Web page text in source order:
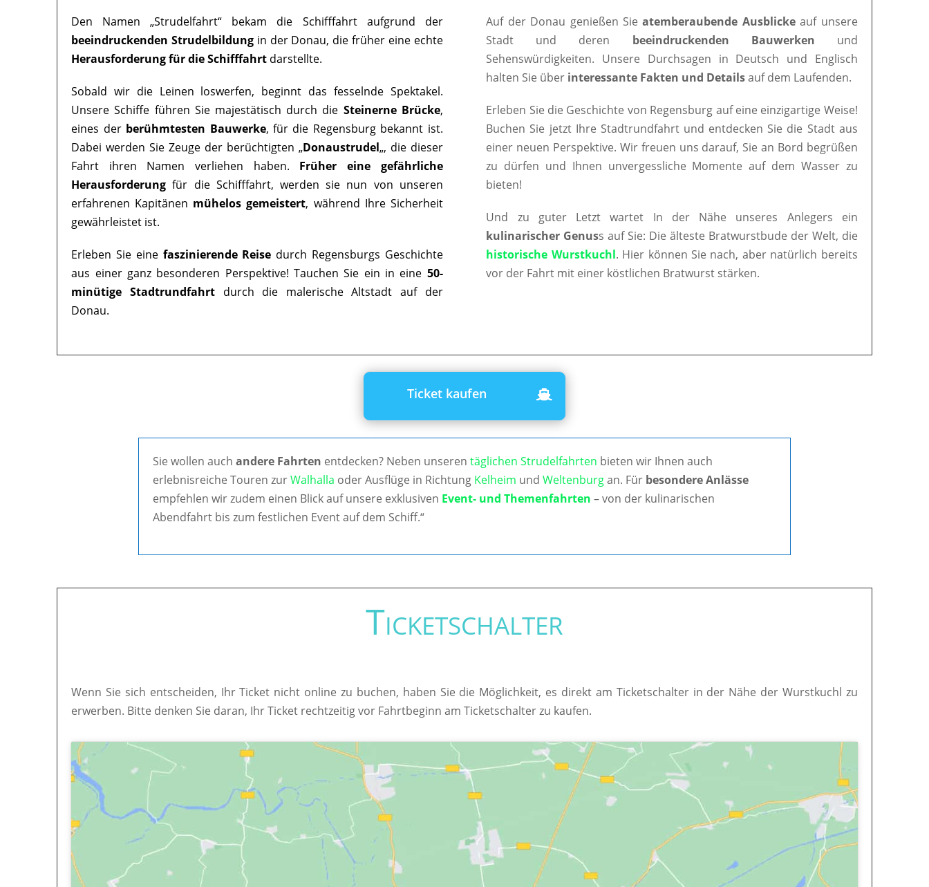
Den Namen „Strudelfahrt“ bekam die Schifffahrt aufgrund der
beeindruckenden Strudelbildung in der Donau, die früher eine echte
Herausforderung für die Schifffahrt darstellte.
Sobald wir die Leinen loswerfen, beginnt das fesselnde Spektakel.
Unsere Schiffe führen Sie majestätisch durch die Steinerne Brücke,
eines der berühmtesten Bauwerke, für die Regensburg bekannt ist.
Dabei werden Sie Zeuge der berüchtigten „Donaustrudel„, die dieser
Fahrt ihren Namen verliehen haben. Früher eine gefährliche
Herausforderung für die Schifffahrt, werden sie nun von unseren
erfahrenen Kapitänen mühelos gemeistert, während Ihre Sicherheit
gewährleistet ist.
Erleben Sie eine faszinierende Reise durch Regensburgs Geschichte
aus einer ganz besonderen Perspektive! Tauchen Sie ein in eine 50-
minütige Stadtrundfahrtdurch die malerische Altstadt auf der
Donau.
Auf der Donau genießen Sieatemberaubende Ausblickeauf unsere
Stadt und deren beeindruckenden Bauwerken und
Sehenswürdigkeiten. Unsere Durchsagen in Deutsch und Englisch
halten Sie über interessante Fakten und Detailsauf dem Laufenden.
Erleben Sie die Geschichte von Regensburg auf eine einzigartige Weise!
Buchen Sie jetzt Ihre Stadtrundfahrt und entdecken Sie die Stadt aus
einer neuen Perspektive. Wir freuen uns darauf, Sie an Bord begrüßen
zu dürfen und Ihnen unvergessliche Momente auf dem Wasser zu
bieten!
Und zu guter Letzt wartet In der Nähe unseres Anlegers ein
kulinarischer Genuss auf Sie: Die älteste Bratwurstbude der Welt, die
historische Wurstkuchl. Hier können Sie nach, aber natürlich bereits
vor der Fahrt mit einer köstlichen Bratwurst stärken.
Ticket kaufen
Sie wollen auchandere Fahrten entdecken? Neben unserentäglichen Strudelfahrten bieten wir Ihnen auch
erlebnisreiche Touren zurWalhalla oder Ausflüge in Richtung Kelheim undWeltenburgan. Für besondere Anlässe
empfehlen wir zudem einen Blick auf unsere exklusiven Event- und Themenfahrten – von der kulinarischen
Abendfahrt bis zum festlichen Event auf dem Schiff.“
Ticketschalter
Wenn Sie sich entscheiden, Ihr Ticket nicht online zu buchen, haben Sie die Möglichkeit, es direkt am Ticketschalter in der Nähe der Wurstkuchl zu
erwerben. Bitte denken Sie daran, Ihr Ticket rechtzeitig vor Fahrtbeginn am Ticketschalter zu kaufen.